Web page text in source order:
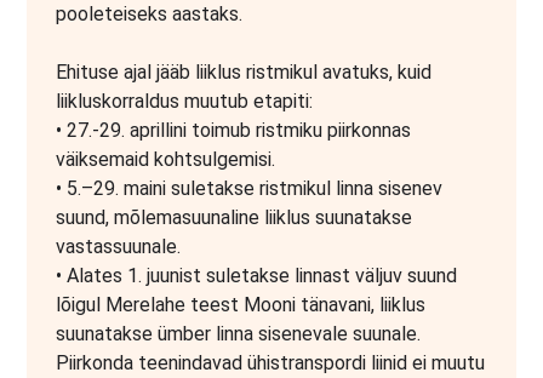
pooleteiseks aastaks.
Ehituse ajal jääb liiklus ristmikul avatuks, kuid
liikluskorraldus muutub etapiti:
• 27.-29. aprillini toimub ristmiku piirkonnas
väiksemaid kohtsulgemisi.
• 5.–29. maini suletakse ristmikul linna sisenev
suund, mõlemasuunaline liiklus suunatakse
vastassuunale.
• Alates 1. juunist suletakse linnast väljuv suund
lõigul Merelahe teest Mooni tänavani, liiklus
suunatakse ümber linna sisenevale suunale.
Piirkonda teenindavad ühistranspordi liinid ei muutu